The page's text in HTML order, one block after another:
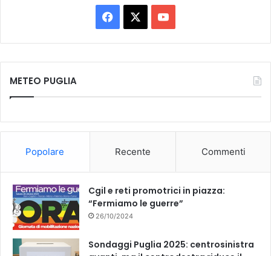
a
c
k
o
u
METEO PUGLIA
Popolare Recente Commenti
Cgil e reti promotrici in piazza:
“Fermiamo le guerre”
26/10/2024
Sondaggi Puglia 2025: centrosinistra